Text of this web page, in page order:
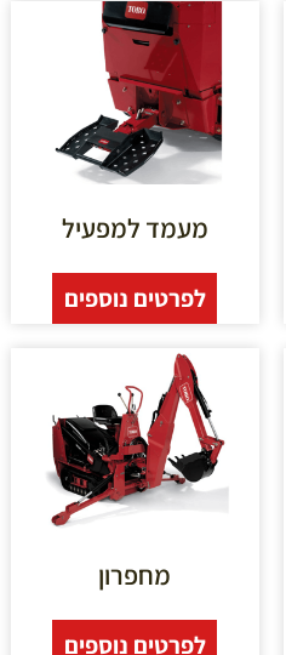
מעמד למפעיל
לפרטים נוספים
מחפרון
לפרטים נוספים